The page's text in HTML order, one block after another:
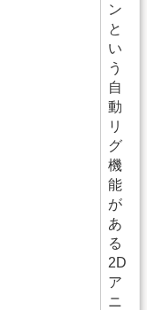
ン
と
い
う
自
動
リ
グ
機
能
が
あ
る
2D
ア
ニ